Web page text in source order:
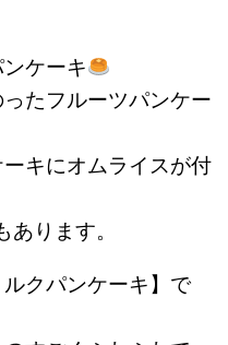
ケーキ
たフルーツパンケー
キにオムライスが付
あります。
クパンケーキ】で